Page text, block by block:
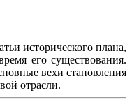
исторического плана,
его существования.
вехи становления
отрасли.